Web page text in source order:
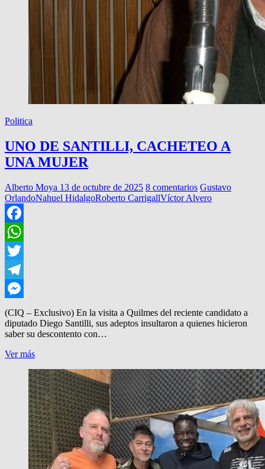
Politica
UNO DE SANTILLI, CACHETEO A
UNA MUJER
Alberto Moya 13 de octubre de 2025 8 comentarios Gustavo
OrlandoNahuel HidalgoRoberto CarrigallVíctor Alvero
Facebook
WhatsApp
Twitter
Telegram
Messenger
(CIQ – Exclusivo) En la visita a Quilmes del reciente candidato a
diputado Diego Santilli, sus adeptos insultaron a quienes hicieron
saber su descontento con…
Ver másUNO
SANTILLI,
CACHETEO
A
UNA
MUJER